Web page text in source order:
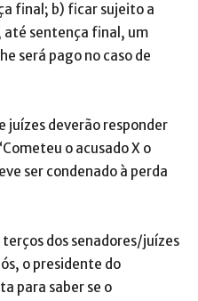
final; b) ficar sujeito a
até sentença final, um
será pago no caso de
juízes deverão responder
o acusado X o
ser condenado à perda
dos senadores/juízes
o presidente do
para saber se o